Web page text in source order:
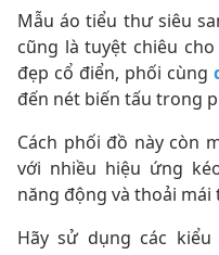
Mẫu áo tiểu thư siêu
cũng là tuyệt chiêu
đẹp cổ điển, phối cùng
đến nét biến tấu trong
Cách phối đồ này còn
với nhiều hiệu ứng
năng động và thoải
Hãy sử dụng các